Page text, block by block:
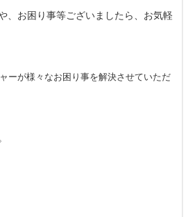
、お困り事等ございましたら、お気軽
ーが様々なお困り事を解決させていただ